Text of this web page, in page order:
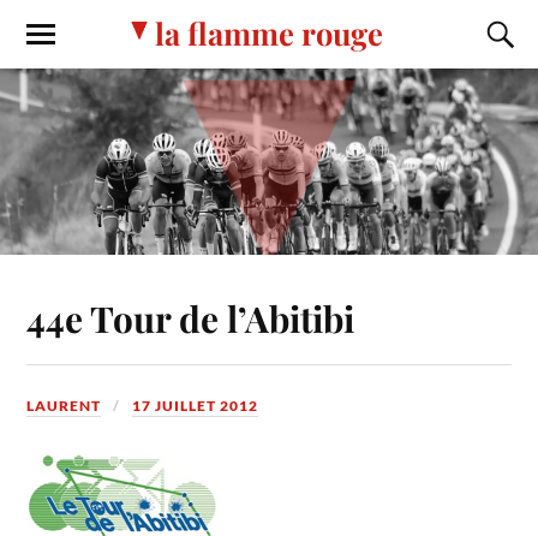
la flamme rouge
44e Tour de l’Abitibi
LAURENT 17 JUILLET 2012